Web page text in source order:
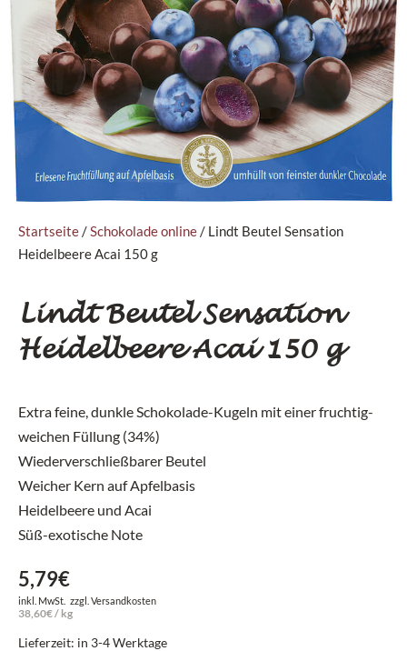
Startseite/Schokolade online/ Lindt Beutel Sensation
Heidelbeere Acai 150 g
Lindt Beutel Sensation
Heidelbeere Acai 150 g
Extra feine, dunkle Schokolade-Kugeln mit einer fruchtig-
weichen Füllung (34%)
Wiederverschließbarer Beutel
Weicher Kern auf Apfelbasis
Heidelbeere und Acai
Süß-exotische Note
5,79€
inkl. MwSt. zzgl. Versandkosten
38,60€/ kg
Lieferzeit: in 3-4 Werktage